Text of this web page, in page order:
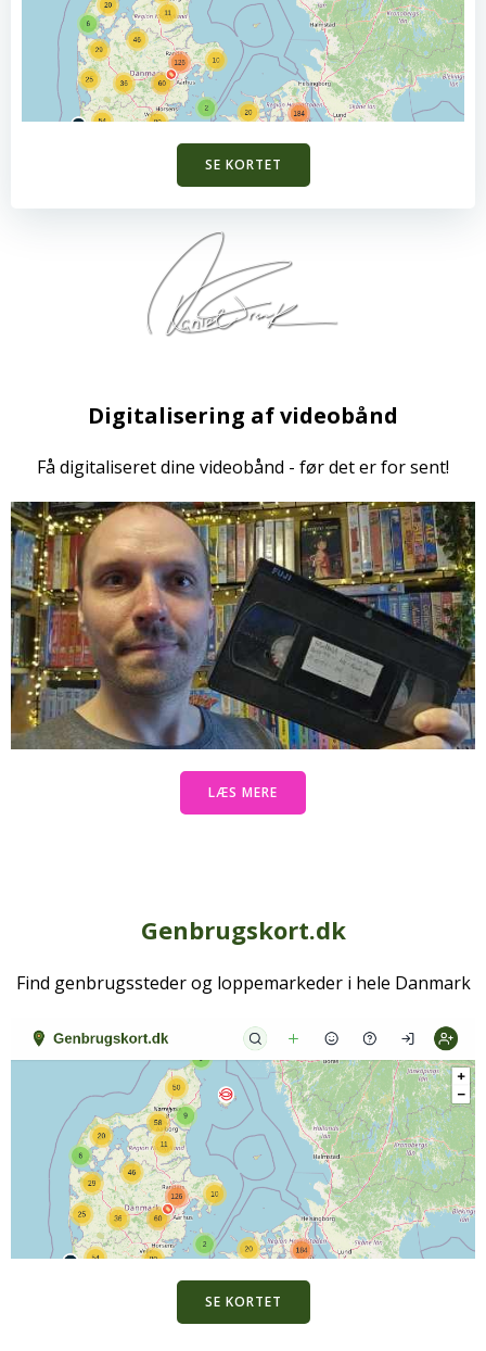
SE KORTET
Digitalisering af videobånd
Få digitaliseret dine videobånd - før det er for sent!
LÆS MERE
Genbrugskort.dk
Find genbrugssteder og loppemarkeder i hele Danmark
SE KORTET